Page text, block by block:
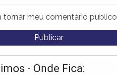
tornar meu comentário público
- Onde Fica: